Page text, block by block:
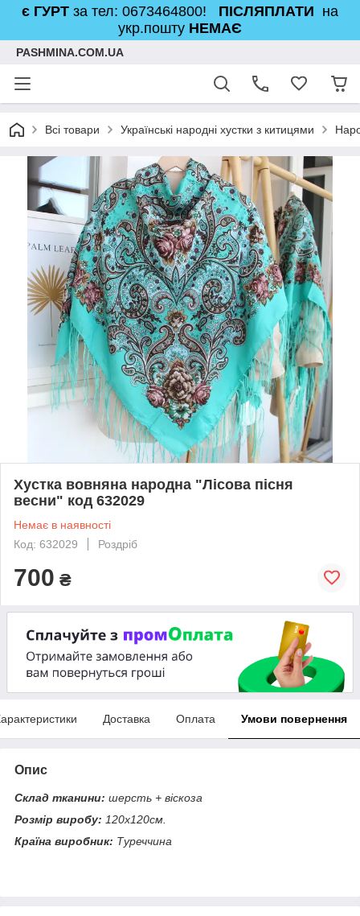
є ГУРТ за тел: 0673464800! ПІСЛЯПЛАТИ на
укр.пошту НЕМАЄ
PASHMINA.COM.UA
Всі товари Українські народні хустки з китицями
Хустка вовняна народна "Лісова пісня
весни" код 632029
Немає в наявності
Код: 632029
Роздріб
700 ₴
Доставка Оплата Умови повернення
Опис
Склад тканини: шерсть + віскоза
Розмір виробу: 120х120см.
Країна виробник: Туреччина